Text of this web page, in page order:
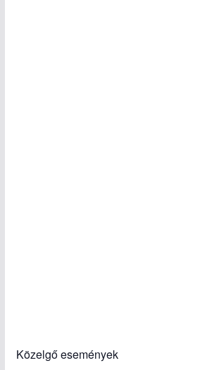
Közelgő események